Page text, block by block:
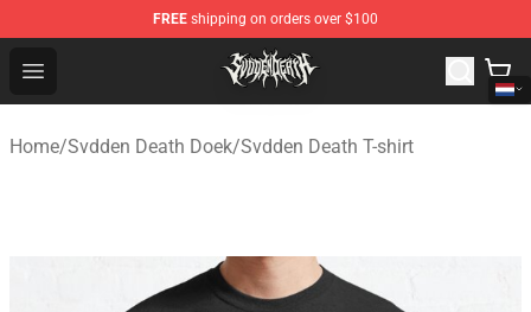
FREE shipping on orders over $100
Open menu
Svdden Death Shop - Official Svdden Death
Home/Svdden Death Doek/Svdden Death T-shirt